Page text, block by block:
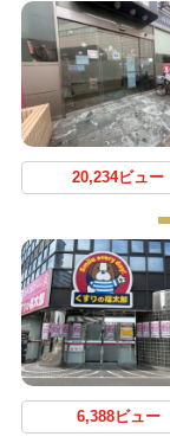
20,234ビュー
6,388ビュー